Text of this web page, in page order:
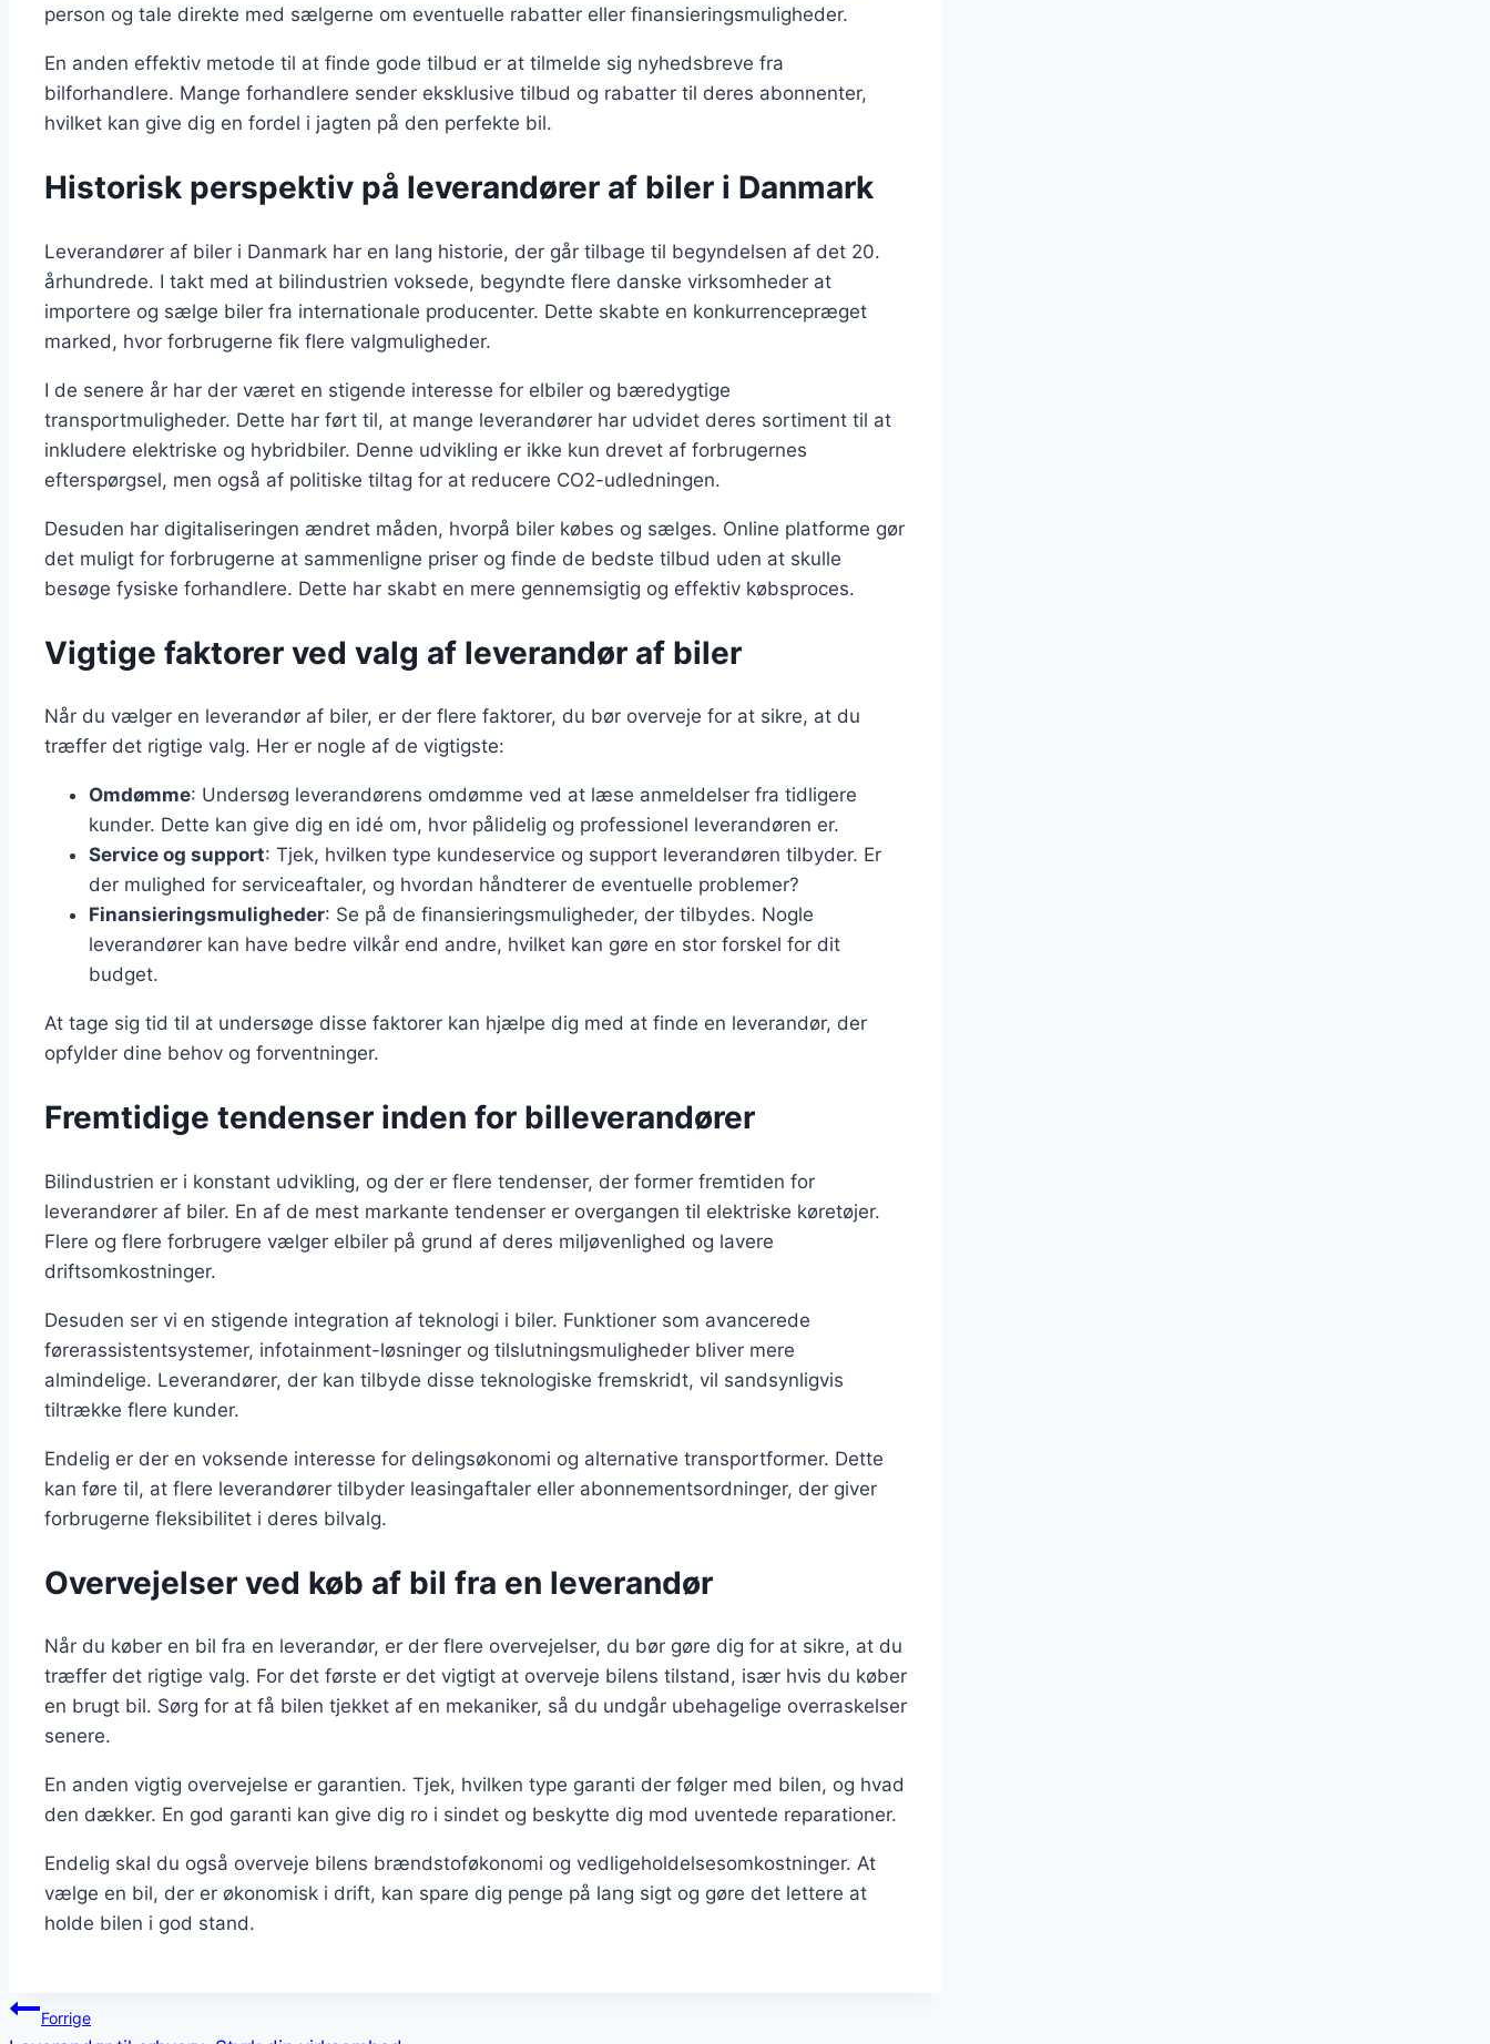
person og tale direkte med sælgerne om eventuelle rabatter eller finansieringsmuligheder.
En anden effektiv metode til at finde gode tilbud er at tilmelde sig nyhedsbreve fra
bilforhandlere. Mange forhandlere sender eksklusive tilbud og rabatter til deres abonnenter,
hvilket kan give dig en fordel i jagten på den perfekte bil.
Historisk perspektiv på leverandører af biler i Danmark
Leverandører af biler i Danmark har en lang historie, der går tilbage til begyndelsen af det 20.
århundrede. I takt med at bilindustrien voksede, begyndte flere danske virksomheder at
importere og sælge biler fra internationale producenter. Dette skabte en konkurrencepræget
marked, hvor forbrugerne fik flere valgmuligheder.
I de senere år har der været en stigende interesse for elbiler og bæredygtige
transportmuligheder. Dette har ført til, at mange leverandører har udvidet deres sortiment til at
inkludere elektriske og hybridbiler. Denne udvikling er ikke kun drevet af forbrugernes
efterspørgsel, men også af politiske tiltag for at reducere CO2-udledningen.
Desuden har digitaliseringen ændret måden, hvorpå biler købes og sælges. Online platforme gør
det muligt for forbrugerne at sammenligne priser og finde de bedste tilbud uden at skulle
besøge fysiske forhandlere. Dette har skabt en mere gennemsigtig og effektiv købsproces.
Vigtige faktorer ved valg af leverandør af biler
Når du vælger en leverandør af biler, er der flere faktorer, du bør overveje for at sikre, at du
træffer det rigtige valg. Her er nogle af de vigtigste:
Omdømme: Undersøg leverandørens omdømme ved at læse anmeldelser fra tidligere
kunder. Dette kan give dig en idé om, hvor pålidelig og professionel leverandøren er.
Service og support: Tjek, hvilken type kundeservice og support leverandøren tilbyder. Er
der mulighed for serviceaftaler, og hvordan håndterer de eventuelle problemer?
Finansieringsmuligheder: Se på de finansieringsmuligheder, der tilbydes. Nogle
leverandører kan have bedre vilkår end andre, hvilket kan gøre en stor forskel for dit
budget.
At tage sig tid til at undersøge disse faktorer kan hjælpe dig med at finde en leverandør, der
opfylder dine behov og forventninger.
Fremtidige tendenser inden for billeverandører
Bilindustrien er i konstant udvikling, og der er flere tendenser, der former fremtiden for
leverandører af biler. En af de mest markante tendenser er overgangen til elektriske køretøjer.
Flere og flere forbrugere vælger elbiler på grund af deres miljøvenlighed og lavere
driftsomkostninger.
Desuden ser vi en stigende integration af teknologi i biler. Funktioner som avancerede
førerassistentsystemer, infotainment-løsninger og tilslutningsmuligheder bliver mere
almindelige. Leverandører, der kan tilbyde disse teknologiske fremskridt, vil sandsynligvis
tiltrække flere kunder.
Endelig er der en voksende interesse for delingsøkonomi og alternative transportformer. Dette
kan føre til, at flere leverandører tilbyder leasingaftaler eller abonnementsordninger, der giver
forbrugerne fleksibilitet i deres bilvalg.
Overvejelser ved køb af bil fra en leverandør
Når du køber en bil fra en leverandør, er der flere overvejelser, du bør gøre dig for at sikre, at du
træffer det rigtige valg. For det første er det vigtigt at overveje bilens tilstand, især hvis du køber
en brugt bil. Sørg for at få bilen tjekket af en mekaniker, så du undgår ubehagelige overraskelser
senere.
En anden vigtig overvejelse er garantien. Tjek, hvilken type garanti der følger med bilen, og hvad
den dækker. En god garanti kan give dig ro i sindet og beskytte dig mod uventede reparationer.
Endelig skal du også overveje bilens brændstoføkonomi og vedligeholdelsesomkostninger. At
vælge en bil, der er økonomisk i drift, kan spare dig penge på lang sigt og gøre det lettere at
holde bilen i god stand.
Indlægsnavigation
Forrige